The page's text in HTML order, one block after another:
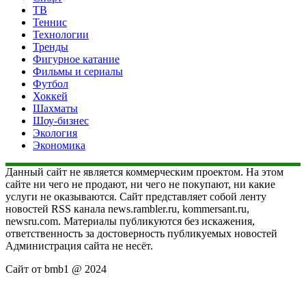
ТВ
Теннис
Технологии
Тренды
Фигурное катание
Фильмы и сериалы
Футбол
Хоккей
Шахматы
Шоу-бизнес
Экология
Экономика
Данный сайт не является коммерческим проектом. На этом
сайте ни чего не продают, ни чего не покупают, ни какие
услуги не оказываются. Сайт представляет собой ленту
новостей RSS канала news.rambler.ru, kommersant.ru,
newsru.com. Материалы публикуются без искажения,
ответственность за достоверность публикуемых новостей
Администрация сайта не несёт.
Сайт от bmb1 @ 2024